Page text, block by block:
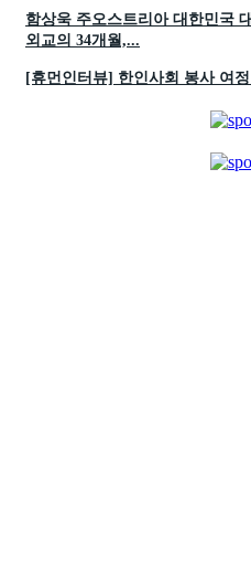
함상욱 주오스트리아 대한민국
외교의 34개월,...
[휴먼인터뷰] 한인사회 봉사 여